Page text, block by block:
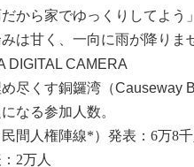
だから家でゆっくりしてよう」
は甘く、一向に雨が降りま
尽くす銅鑼湾（Causeway
なる参加人数。
民間人権陣線*）発表：6万8千
2万人